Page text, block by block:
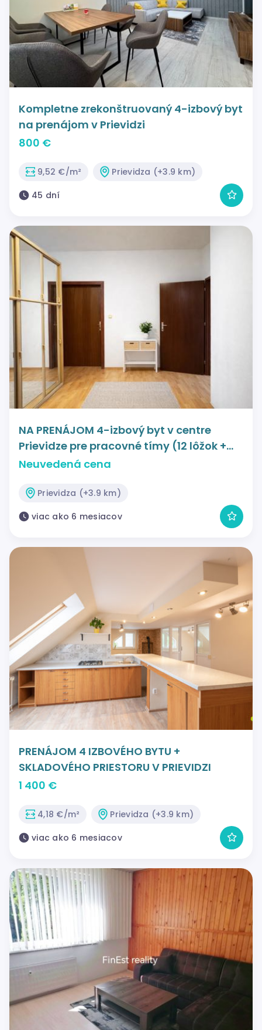
Kompletne zrekonštruovaný 4-izbový byt
na prenájom v Prievidzi
800 €
9,52 €/m²
Prievidza (+3.9 km)
45 dní
NA PRENÁJOM 4-izbový byt v centre
Prievidze pre pracovné tímy (12 lôžok +
parkovanie)
Neuvedená cena
Prievidza (+3.9 km)
viac ako 6 mesiacov
PRENÁJOM 4 IZBOVÉHO BYTU +
SKLADOVÉHO PRIESTORU V PRIEVIDZI
1 400 €
4,18 €/m²
Prievidza (+3.9 km)
viac ako 6 mesiacov